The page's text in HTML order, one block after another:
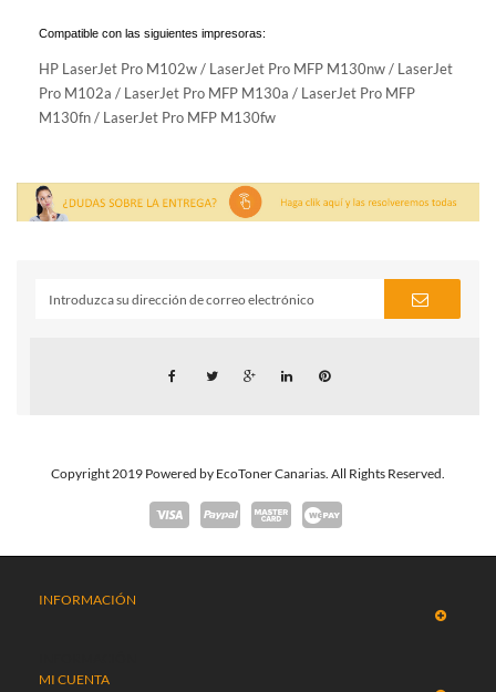
Compatible con las siguientes impresoras:
HP LaserJet Pro M102w / LaserJet Pro MFP M130nw / LaserJet
Pro M102a / LaserJet Pro MFP M130a / LaserJet Pro MFP
M130fn / LaserJet Pro MFP M130fw
Copyright 2019 Powered by EcoToner Canarias. All Rights Reserved.
INFORMACIÓN
MI CUENTA